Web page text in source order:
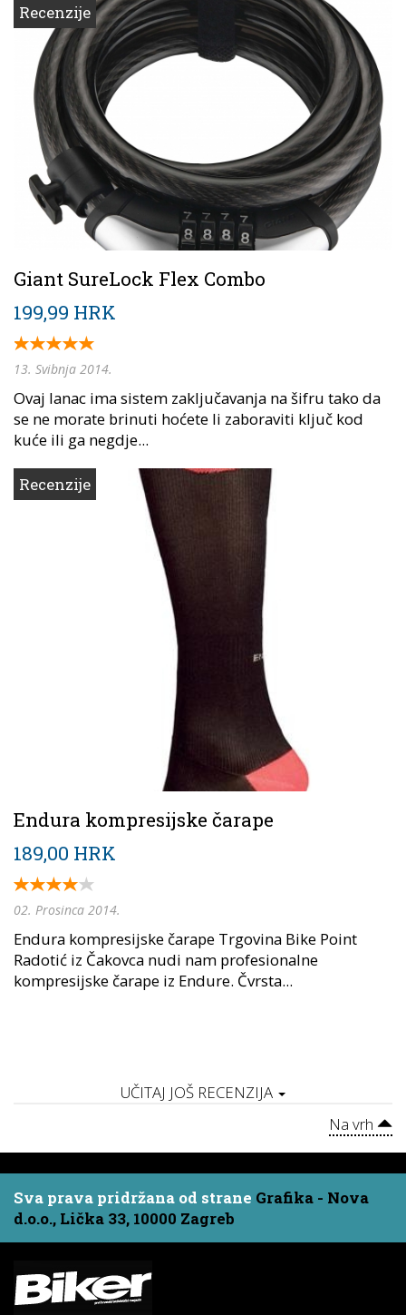
Recenzije
Giant SureLock Flex Combo
199,99 HRK
13. Svibnja 2014.
Ovaj lanac ima sistem zaključavanja na šifru tako da
se ne morate brinuti hoćete li zaboraviti ključ kod
kuće ili ga negdje...
Recenzije
Endura kompresijske čarape
189,00 HRK
02. Prosinca 2014.
Endura kompresijske čarape Trgovina Bike Point
Radotić iz Čakovca nudi nam profesionalne
kompresijske čarape iz Endure. Čvrsta...
UČITAJ JOŠ RECENZIJA
Na vrh
Sva prava pridržana od strane Grafika - Nova
d.o.o., Lička 33, 10000 Zagreb